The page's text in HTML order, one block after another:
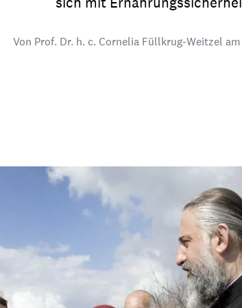
die Welt-Jugend
Von Prof. Dr. h. c. Cornelia Füllkrug-Weitzel am